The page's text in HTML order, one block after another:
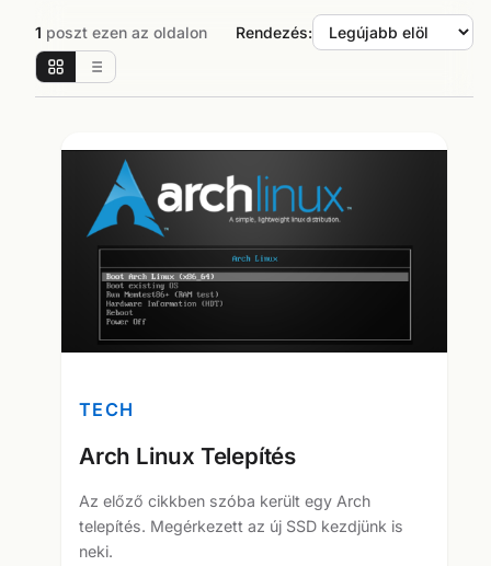
1 poszt ezen az oldalon Rendezés:
TECH
Arch Linux Telepítés
Az előző cikkben szóba került egy Arch
telepítés. Megérkezett az új SSD kezdjünk is
neki.